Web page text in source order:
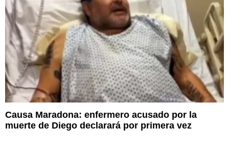
Causa Maradona: enfermero acusado por la
muerte de Diego declarará por primera vez